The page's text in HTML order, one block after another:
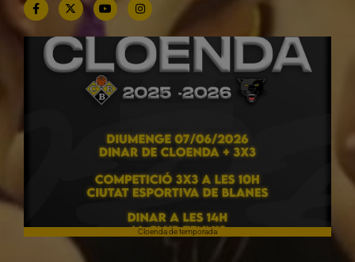
Cloenda de temporada